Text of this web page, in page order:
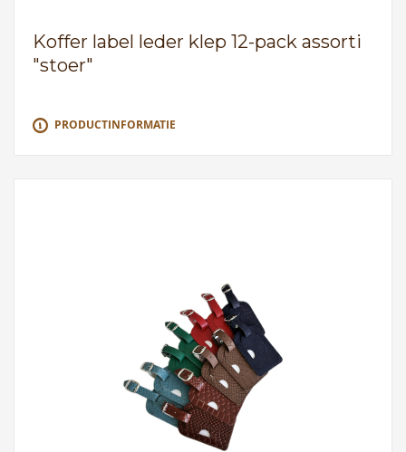
Koffer label leder klep 12-pack assorti
"stoer"
PRODUCTINFORMATIE